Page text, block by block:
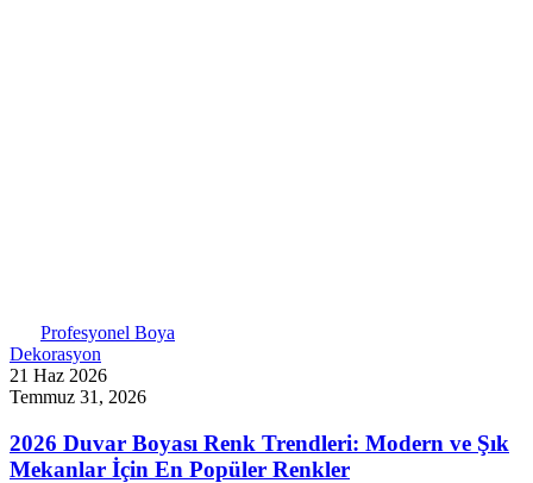
Profesyonel Boya
Dekorasyon
21 Haz 2026
Temmuz 31, 2026
2026 Duvar Boyası Renk Trendleri: Modern ve Şık
Mekanlar İçin En Popüler Renkler